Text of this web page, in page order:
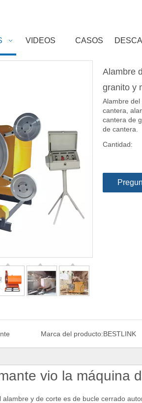
VIDEOS CASOS
Alambre
granito y
Alambre
cantera,
cantera de
de cantera.
Cantidad:
Marca del producto:BESTLINK
vio la máquina
y de corte es de bucle cerrado